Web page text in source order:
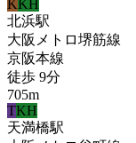
K KH
北浜駅
大阪メトロ堺筋線
京阪本線
徒歩 9分
705m
TKH
天満橋駅